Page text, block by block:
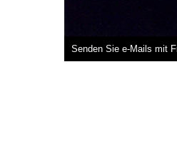
Senden Sie e-Mails mit